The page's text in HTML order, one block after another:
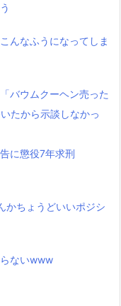
んなふうになってしま
バウムクーヘン売った
たから示談しなかっ
に懲役7年求刑
かちょうどいいポジシ
ないwww